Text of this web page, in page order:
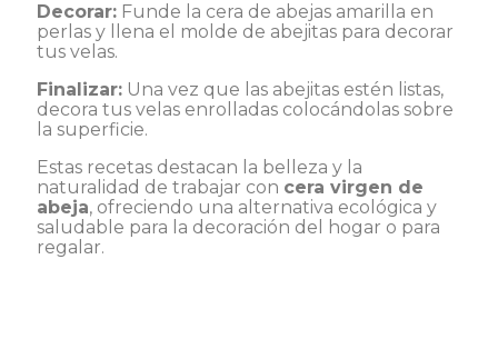
Decorar:Funde la cera de abejas amarilla en
perlas y llena el molde de abejitas para decorar
tus velas.
Finalizar:Una vez que las abejitas estén listas,
decora tus velas enrolladas colocándolas sobre
la superficie.
Estas recetas destacan la belleza y la
naturalidad de trabajar con cera virgen de
abeja, ofreciendo una alternativa ecológica y
saludable para la decoración del hogar o para
regalar.